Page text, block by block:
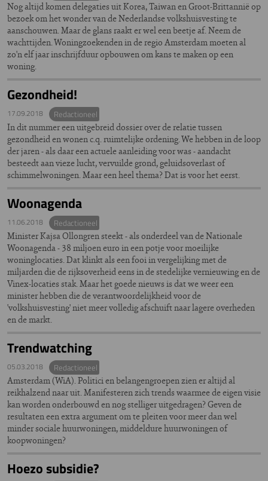
Nog altijd komen delegaties uit Korea, Taiwan en Groot-Brittannië op
bezoek om het wonder van de Nederlandse volkshuisvesting te
aanschouwen. Maar de glans raakt er wel een beetje af. Neem de
wachttijden. Woningzoekenden in de regio Amsterdam moeten al
zo'n elf jaar inschrijfduur opbouwen om kans te maken op een
woning.
Gezondheid!
17.09.2018 Redactioneel
In dit nummer een uitgebreid dossier over de relatie tussen
gezondheid en wonen c.q. ruimtelijke ordening. We hebben in de loop
der jaren - als daar een actuele aanleiding voor was - aandacht
besteedt aan vieze lucht, vervuilde grond, geluidsoverlast of
schimmelwoningen. Maar een heel thema? Dat is voor het eerst.
Woonagenda
11.06.2018 Redactioneel
Minister Kajsa Ollongren steekt - als onderdeel van de Nationale
Woonagenda - 38 miljoen euro in een potje voor moeilijke
woninglocaties. Dat klinkt als een fooi in vergelijking met de
miljarden die de rijksoverheid eens in de stedelijke vernieuwing en de
Vinex-locaties stak. Maar het goede nieuws is dat we weer een
minister hebben die de verantwoordelijkheid voor de
'volkshuisvesting' niet meer volledig afschuift naar lagere overheden
en de markt.
Trendwatching
05.03.2018 Redactioneel
Amsterdam (WiA). Politici en belangengroepen zien er altijd al
reikhalzend naar uit. Manifesteren zich trends waarmee de eigen visie
kan worden onderbouwd en nog stelliger uitgedragen? Geven de
resultaten een extra argument om te pleiten voor meer dan wel
minder sociale huurwoningen, middeldure huurwoningen of
koopwoningen?
Hoezo subsidie?